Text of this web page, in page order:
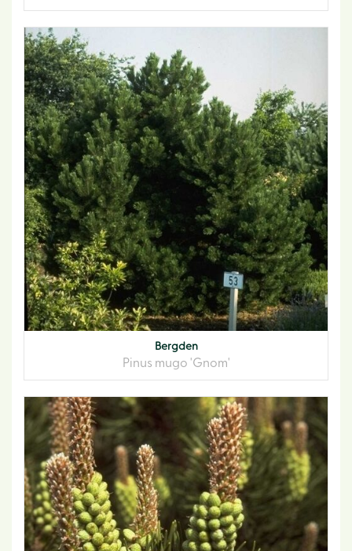
Bergden
Pinus mugo 'Gnom'